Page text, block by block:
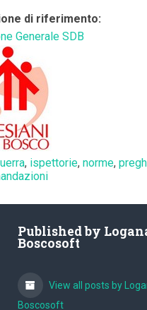
di riferimento:
Generale SDB
, ispettorie, norme,
Published by
Boscosoft
View all posts by
Boscosoft